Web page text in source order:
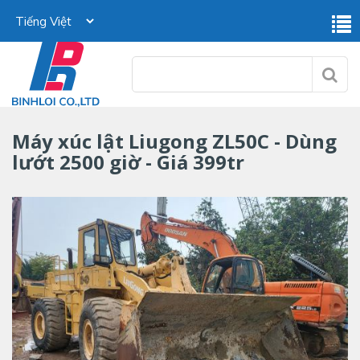
Máy xúc lật Liugong ZL50C - Dùng
lướt 2500 giờ - Giá 399tr